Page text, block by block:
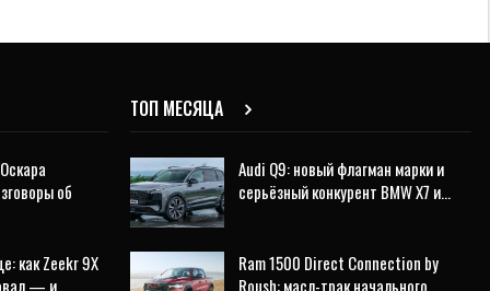
об
как Zeekr 9X
— и…
ТОП МЕСЯЦА
Audi Q9: новый флагман марки и
серьёзный конкурент BMW X7 и…
Ram 1500 Direct Connection by
Roush: масл-трак начального…